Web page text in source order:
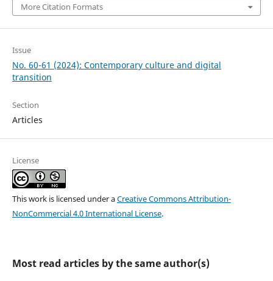
More Citation Formats
Issue
No. 60-61 (2024): Contemporary culture and digital
transition
Section
Articles
License
This work is licensed under aCreative Commons Attribution-
NonCommercial 4.0 International License.
Most read articles by the same author(s)